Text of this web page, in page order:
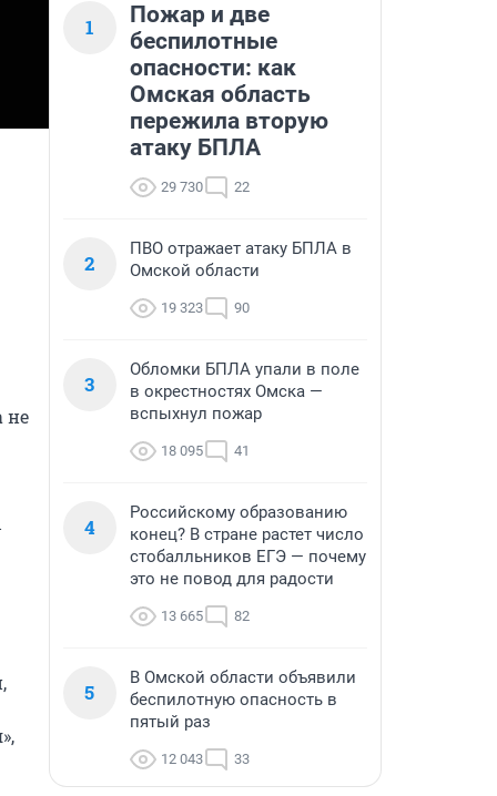
не
1
Пожар и две
беспилотные
опасности: как
Омская область
пережила вторую
атаку БПЛА
29 730 22
2
ПВО отражает атаку БПЛА в
Омской области
19 323 90
3
Обломки БПЛА упали в поле
в окрестностях Омска —
вспыхнул пожар
18 095 41
4
Российскому образованию
конец? В стране растет число
стобалльников ЕГЭ — почему
это не повод для радости
13 665 82
5
В Омской области объявили
беспилотную опасность в
пятый раз
12 043 33